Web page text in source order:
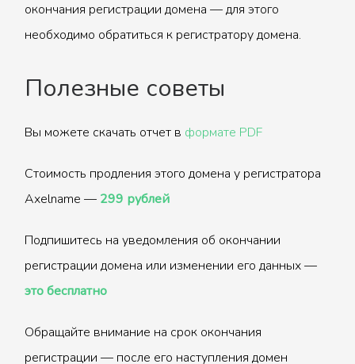
окончания регистрации домена — для этого
необходимо обратиться к регистратору домена.
Полезные советы
Вы можете скачать отчет в формате PDF
Стоимость продления этого домена у регистратора
Axelname — 299 рублей
Подпишитесь на уведомления об окончании
регистрации домена или изменении его данных —
это бесплатно
Обращайте внимание на срок окончания
регистрации — после его наступления домен